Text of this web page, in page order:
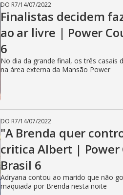
DO R7/14/07/2022
Finalistas decidem
ao ar livre | Power
6
No dia da grande final, os três casais
na área externa da Mansão Power
DO R7/14/07/2022
"A Brenda quer
critica Albert | Power
Brasil 6
Adryana contou ao marido que não
maquiada por Brenda nesta noite